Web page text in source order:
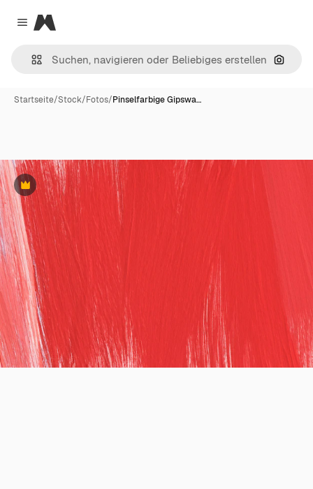
Close menu
Magnific
Nach
Startseite/Stock/Fotos/Pinselfarbige Gipswa…
Premium